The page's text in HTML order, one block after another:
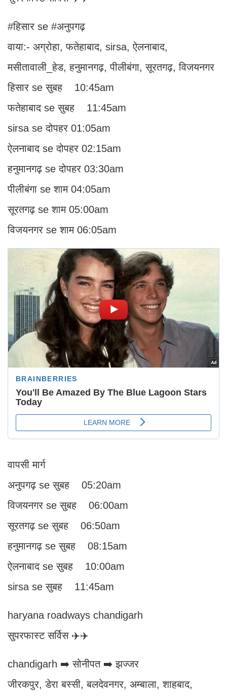
#हिसार se #अनुपगढ़
वाया:- अग्रोहा, फतेहाबाद, sirsa, ऐलनाबाद,
मसीतावाली_हेड, हनुमानगढ़, पीलीबंगा, सूरतगढ़, विजयनगर
हिसार se सुबह 10:45am
फतेहाबाद se सुबह 11:45am
sirsa se दोपहर 01:05am
ऐलनाबाद se दोपहर 02:15am
हनुमानगढ़ se दोपहर 03:30am
पीलीबंगा se शाम 04:05am
सूरतगढ़ se शाम 05:00am
विजयनगर se शाम 06:05am
वापसी मार्ग
अनुपगढ़ se सुबह 05:20am
विजयनगर se सुबह 06:00am
सूरतगढ़ se सुबह 06:50am
हनुमानगढ़ se सुबह 08:15am
ऐलनाबाद se सुबह 10:00am
sirsa se सुबह 11:45am
haryana roadways chandigarh
सुपरफास्ट सर्विस ✈️✈️
chandigarh ➡️ सोनीपत ➡️ झज्जर
जीरकपुर, डेरा बस्सी, बलदेवनगर, अम्बाला, शाहबाद,